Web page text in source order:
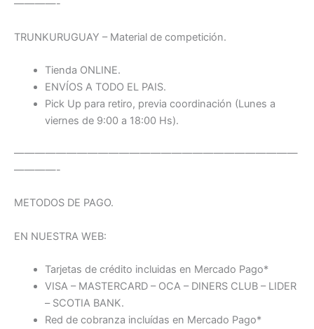
————-
TRUNKURUGUAY – Material de competición.
Tienda ONLINE.
ENVÍOS A TODO EL PAIS.
Pick Up para retiro, previa coordinación (Lunes a
viernes de 9:00 a 18:00 Hs).
———————————————————————————
————-
METODOS DE PAGO.
EN NUESTRA WEB:
Tarjetas de crédito incluidas en Mercado Pago*
VISA – MASTERCARD – OCA – DINERS CLUB – LIDER
– SCOTIA BANK.
Red de cobranza incluídas en Mercado Pago*